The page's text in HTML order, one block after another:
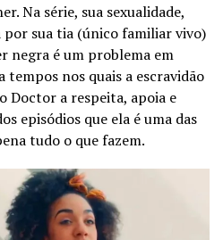
Na série, sua sexualidade,
sua tia (único familiar vivo)
negra é um problema em
nos quais a escravidão
Doctor a respeita, apoia e
episódios que ela é uma das
tudo o que fazem.